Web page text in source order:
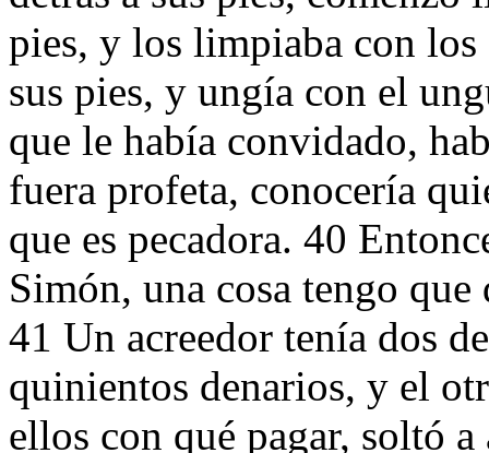
pies, y los limpiaba con los
sus pies, y ungía con el
que le había convidado,
fuera profeta, conocería
que es pecadora. 40
Simón, una cosa tengo
41 Un acreedor tenía dos
quinientos denarios, y el
ellos con qué pagar, soltó